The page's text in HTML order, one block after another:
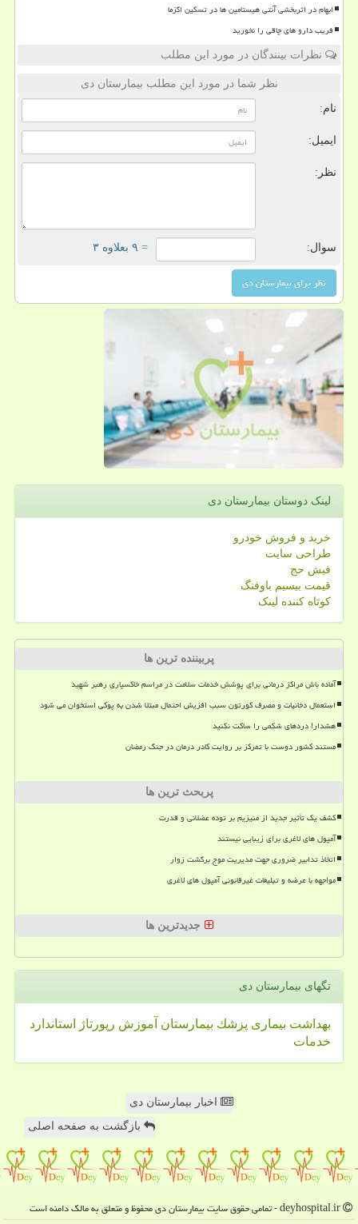
ابهام در اثربخشی آنتی هیستامین ها در تسکین اگزما
فریب دارو های چاقی را نخورید
نظرات بینندگان در مورد این مطلب
نظر شما در مورد این مطلب بیمارستان دی
نام:
ایمیل:
نظر:
سوال: = ۹ بعلاوه ۳
لینک دوستان بیمارستان دی
خرید و فروش خودرو
طراحی سایت
فیش حج
قیمت بیسیم باوفنگ
کوتاه کننده لینک
پربیننده ترین ها
آماده باش مراکز درمانی برای پوشش خدمات سلامت در مراسم خاکسپاری رهبر شهید
استعمال دخانیات و مصرف کورتون سبب افزیش احتمال مبتلا شدن به پوکی استخوان می شود
هشدار! دردهای شکمی را ساکت نکنید
مستند کشور دوست با تمرکز بر روایت کادر درمان در جنگ رمضان
پربحث ترین ها
کشف یک تأثیر جدید از منیزیم بر توده عضلانی و قدرت
آمپول های لاغری برای زیبایی نیستند
اتخاذ تدابیر ضروری جهت مدیریت موج برگشت زوار
مواجهه با عرضه و تبلیغات غیرقانونی آمپول های لاغری
جدیدترین ها
تگهای بیمارستان دی
بهداشت بیماری پزشك بیمارستان آموزش رپورتاژ
استاندارد
خدمات
اخبار بیمارستان دی
بازگشت به صفحه اصلی